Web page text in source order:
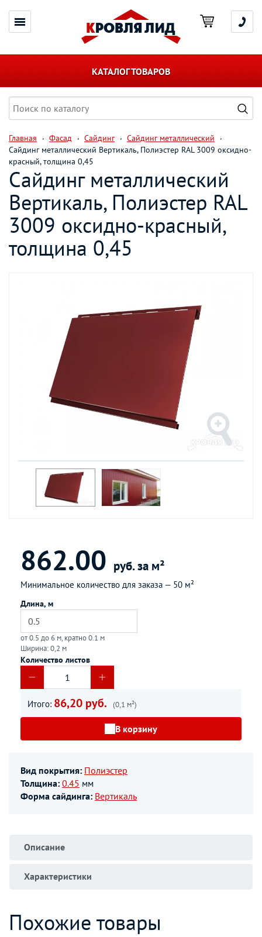
КАТАЛОГ ТОВАРОВ
Главная Фасад Сайдинг
Сайдинг металлический
Сайдинг металлический Вертикаль, Полиэстер RAL 3009 оксидно-
красный, толщина 0,45
Сайдинг металлический
Вертикаль, Полиэстер RAL
3009 оксидно-красный,
толщина 0,45
862.00 руб. за м²
Минимальное количество для заказа — 50 м²
Длина, м
от 0.5 до 6 м, кратно 0.1 м
Ширина: 0,2 м
Количество листов
Итого: 86,20 руб. (0,1 м²)
В корзину
Вид покрытия: Полиэстер
Толщина: 0.45 мм
Форма сайдинга: Вертикаль
Описание
Характеристики
Похожие товары